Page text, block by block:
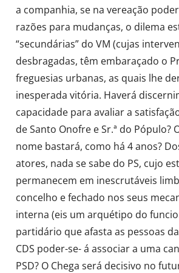
a companhia, se na vereação
razões para mudanças, o dilema
“secundárias” do VM (cujas
desbragadas, têm embaraçado o
freguesias urbanas, as quais lhe
inesperada vitória. Haverá
capacidade para avaliar a
de Santo Onofre e Sr.ª do Pópulo?
nome bastará, como há 4 anos?
atores, nada se sabe do PS, cujo
permanecem em inescrutáveis
concelho e fechado nos seus
interna (eis um arquétipo do
partidário que afasta as pessoas
CDS poder-se- á associar a uma
PSD? O Chega será decisivo no